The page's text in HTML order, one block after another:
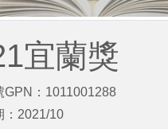
宜蘭獎
GPN：1011001288
：2021/10